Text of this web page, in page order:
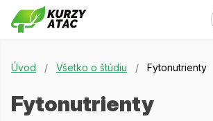
Úvod / Všetko o štúdiu / Fytonutrienty
Fytonutrienty